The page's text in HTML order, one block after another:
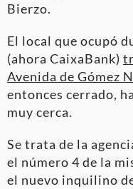
Bierzo.
El local que ocupó
(ahora CaixaBank)
Avenida de Gómez
entonces cerrado,
muy cerca.
Se trata de la
el número 4 de la
el nuevo inquilino